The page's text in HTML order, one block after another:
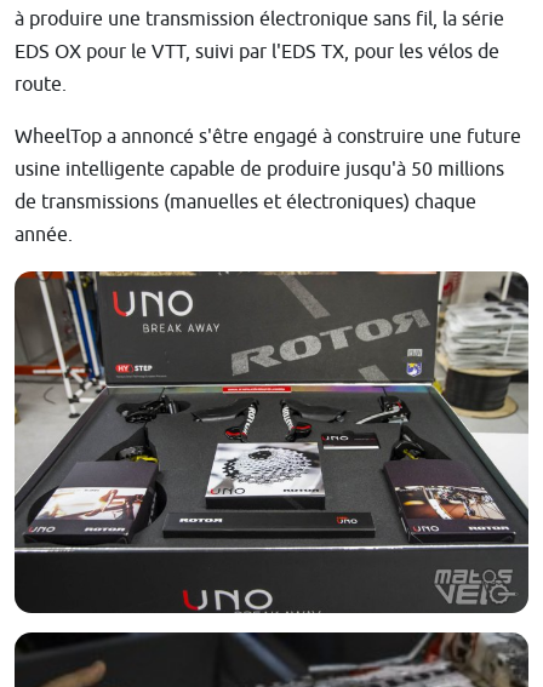
à produire une transmission électronique sans fil, la série
EDS OX pour le VTT, suivi par l'EDS TX, pour les vélos de
route.
WheelTop a annoncé s'être engagé à construire une future
usine intelligente capable de produire jusqu'à 50 millions
de transmissions (manuelles et électroniques) chaque
année.